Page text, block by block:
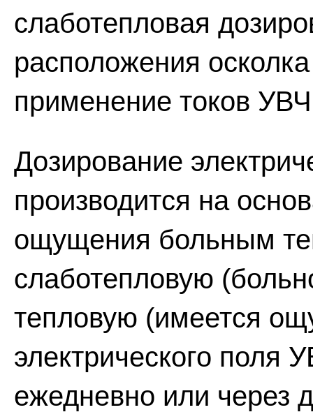
слаботепловая
расположения
применение токов
Дозирование
производится на
ощущения больным
слаботепловую
тепловую (имеется
электрического поля
ежедневно или через